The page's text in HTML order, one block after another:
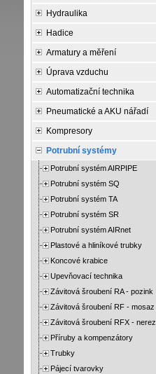
Hydraulika
Hadice
Armatury a měření
Úprava vzduchu
Automatizační technika
Pneumatické a AKU nářadí
Kompresory
Potrubní systémy
Potrubní systém AIRPIPE
Potrubní systém SQ
Potrubní systém TA
Potrubní systém SR
Potrubní systém AIRnet
Plastové a hliníkové trubky
Koncové krabice
Upevňovací technika
Závitová šroubení RA - pozink
Závitová šroubení RF - mosaz
Závitová šroubení RFX - nerez
Příruby a kompenzátory
Trubky
Pájecí tvarovky